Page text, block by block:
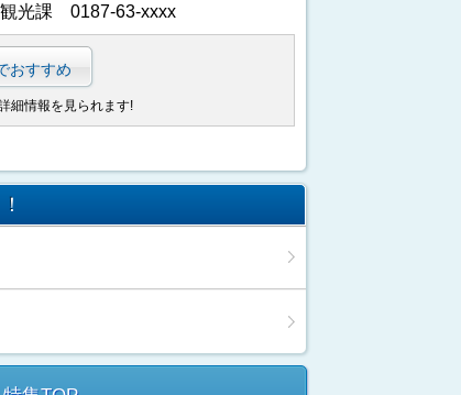
光課 0187-63-xxxx
おすすめ
細情報を見られます!